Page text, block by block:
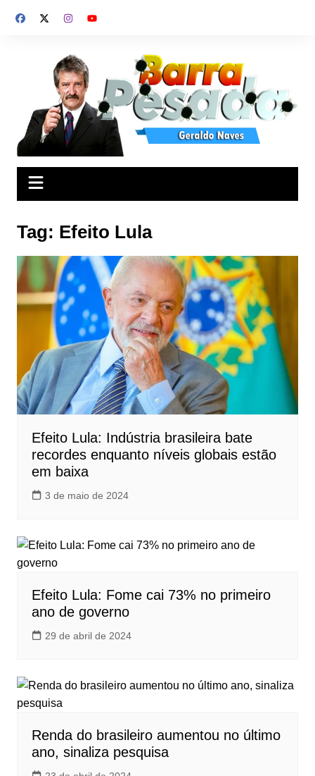
para
Tag: Efeito Lula
Efeito Lula: Indústria brasileira bate
recordes enquanto níveis globais estão
em baixa
3 de maio de 2024
Efeito Lula: Fome cai 73% no primeiro
ano de governo
29 de abril de 2024
Renda do brasileiro aumentou no último
ano, sinaliza pesquisa